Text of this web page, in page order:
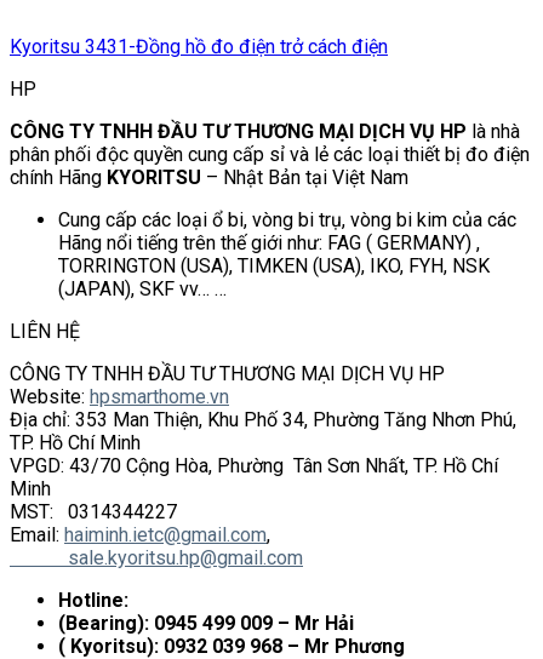
Kyoritsu 3431-Đồng hồ đo điện trở cách điện
HP
CÔNG TY TNHH ĐẦU TƯ THƯƠNG MẠI DỊCH VỤ HP là nhà
phân phối độc quyền cung cấp sỉ và lẻ các loại thiết bị đo điện
chính Hãng KYORITSU – Nhật Bản tại Việt Nam
Cung cấp các loại ổ bi, vòng bi trụ, vòng bi kim của các
Hãng nổi tiếng trên thế giới như: FAG ( GERMANY) ,
TORRINGTON (USA), TIMKEN (USA), IKO, FYH, NSK
(JAPAN), SKF vv… …
LIÊN HỆ
CÔNG TY TNHH ĐẦU TƯ THƯƠNG MẠI DỊCH VỤ HP
Website: hpsmarthome.vn
Địa chỉ: 353 Man Thiện, Khu Phố 34, Phường Tăng Nhơn Phú,
TP. Hồ Chí Minh
VPGD: 43/70 Cộng Hòa, Phường Tân Sơn Nhất, TP. Hồ Chí
Minh
MST: 0314344227
Email: haiminh.ietc@gmail.com,
sale.kyoritsu.hp@gmail.com
Hotline:
(Bearing): 0945 499 009 – Mr Hải
( Kyoritsu): 0932 039 968 – Mr Phương